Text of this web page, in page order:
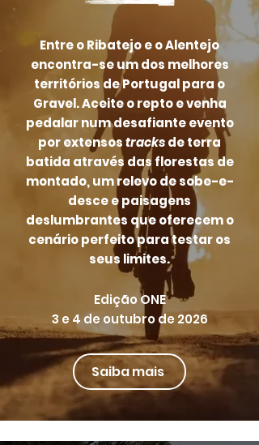
Entre o Ribatejo e o Alentejo
encontra-se um dos melhores
territórios de Portugal para o
Gravel. Aceite o repto e venha
pedalar num desafiante evento
por extensostracksde terra
batida através das florestas de
montado, um relevo de sobe-e-
desce e paisagens
deslumbrantes que oferecem o
cenário perfeito para testar os
seus limites.
Edição ONE
3 e 4 de outubro de 2026
Saiba mais